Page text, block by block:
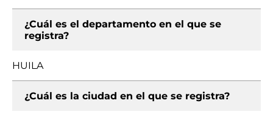
¿Cuál es el departamento en el que se
registra?
HUILA
¿Cuál es la ciudad en el que se registra?